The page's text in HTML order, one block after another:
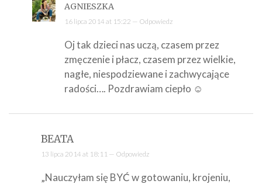
AGNIESZKA
16 lipca 2014 at 15:22 — Odpowiedz
Oj tak dzieci nas uczą, czasem przez
zmęczenie i płacz, czasem przez wielkie,
nagłe, niespodziewane i zachwycające
radości…. Pozdrawiam ciepło ☺
BEATA
13 lipca 2014 at 18:11 — Odpowiedz
„Nauczyłam się BYĆ w gotowaniu, krojeniu,